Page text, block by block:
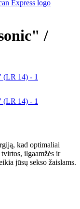
/
kad optimaliai
ilgaamžės ir
jūsų sekso žaislams.